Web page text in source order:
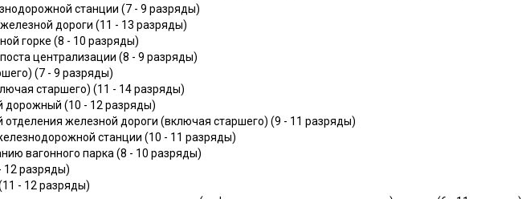
станции (7 - 9 разряды)
дороги (11 - 13 разряды)
горке (8 - 10 разряды)
централизации (8 - 9 разряды)
(7 - 9 разряды)
старшего) (11 - 14 разряды)
дорожный (10 - 12 разряды)
железной дороги (включая старшего) (9 - 11 разряды)
станции (10 - 11 разряды)
вагонного парка (8 - 10 разряды)
12 разряды)
- 12 разряды)